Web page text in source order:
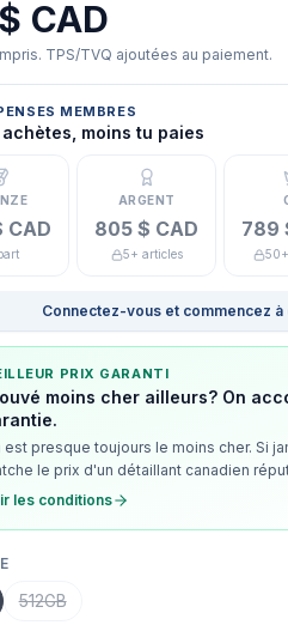
CAD
TPS/TVQ ajoutées au paiement.
MEMBRES
achètes, moins tu paies
CAD
ARGENT
805 $ CAD
5+ articles
789
Connectez-vous et commencez
PRIX GARANTI
moins cher ailleurs? On
est presque toujours le moins cher. Si
le prix d'un détaillant canadien
les conditions
512GB